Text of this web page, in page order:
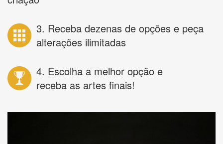
3. Receba dezenas de opções e peça
alterações ilimitadas
4. Escolha a melhor opção e
receba as artes finais!